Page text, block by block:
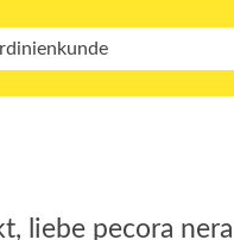
liebe pecora